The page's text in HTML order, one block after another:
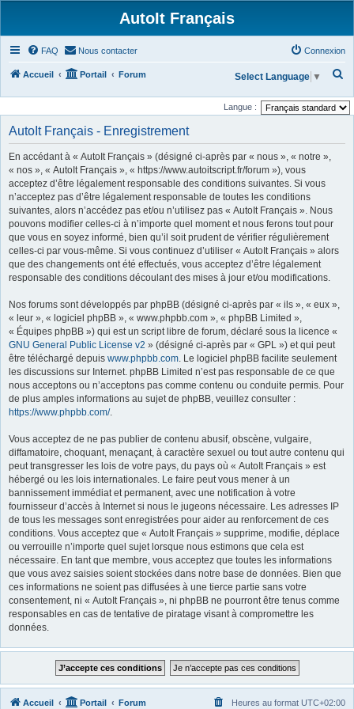
AutoIt Français
FAQ Nous contacter Connexion
Accueil Portail Forum
c
Select Language ▼
Langue :
AutoIt Français - Enregistrement
En accédant à « AutoIt Français » (désigné ci-après par « nous », « notre »,
« nos », « AutoIt Français », « https://www.autoitscript.fr/forum »), vous
acceptez d’être légalement responsable des conditions suivantes. Si vous
n’acceptez pas d’être légalement responsable de toutes les conditions
suivantes, alors n’accédez pas et/ou n’utilisez pas « AutoIt Français ». Nous
pouvons modifier celles-ci à n’importe quel moment et nous ferons tout pour
que vous en soyez informé, bien qu’il soit prudent de vérifier régulièrement
celles-ci par vous-même. Si vous continuez d’utiliser « AutoIt Français » alors
que des changements ont été effectués, vous acceptez d’être légalement
responsable des conditions découlant des mises à jour et/ou modifications.
Nos forums sont développés par phpBB (désigné ci-après par « ils », « eux »,
« leur », « logiciel phpBB », « www.phpbb.com », « phpBB Limited »,
« Équipes phpBB ») qui est un script libre de forum, déclaré sous la licence «
GNU General Public License v2 » (désigné ci-après par « GPL ») et qui peut
être téléchargé depuis www.phpbb.com. Le logiciel phpBB facilite seulement
les discussions sur Internet. phpBB Limited n’est pas responsable de ce que
nous acceptons ou n’acceptons pas comme contenu ou conduite permis. Pour
de plus amples informations au sujet de phpBB, veuillez consulter :
https://www.phpbb.com/.
Vous acceptez de ne pas publier de contenu abusif, obscène, vulgaire,
diffamatoire, choquant, menaçant, à caractère sexuel ou tout autre contenu qui
peut transgresser les lois de votre pays, du pays où « AutoIt Français » est
hébergé ou les lois internationales. Le faire peut vous mener à un
bannissement immédiat et permanent, avec une notification à votre
fournisseur d’accès à Internet si nous le jugeons nécessaire. Les adresses IP
de tous les messages sont enregistrées pour aider au renforcement de ces
conditions. Vous acceptez que « AutoIt Français » supprime, modifie, déplace
ou verrouille n’importe quel sujet lorsque nous estimons que cela est
nécessaire. En tant que membre, vous acceptez que toutes les informations
que vous avez saisies soient stockées dans notre base de données. Bien que
ces informations ne soient pas diffusées à une tierce partie sans votre
consentement, ni « AutoIt Français », ni phpBB ne pourront être tenus comme
responsables en cas de tentative de piratage visant à compromettre les
données.
Accueil Portail Forum Heures au format UTC+02:00